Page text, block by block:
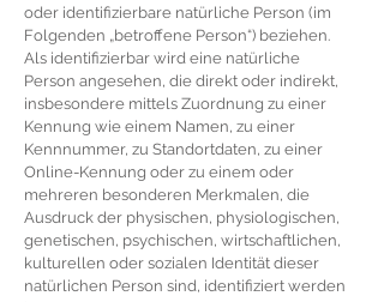
oder identifizierbare natürliche Person (im
Folgenden „betroffene Person“) beziehen.
Als identifizierbar wird eine natürliche
Person angesehen, die direkt oder indirekt,
insbesondere mittels Zuordnung zu einer
Kennung wie einem Namen, zu einer
Kennnummer, zu Standortdaten, zu einer
Online-Kennung oder zu einem oder
mehreren besonderen Merkmalen, die
Ausdruck der physischen, physiologischen,
genetischen, psychischen, wirtschaftlichen,
kulturellen oder sozialen Identität dieser
natürlichen Person sind, identifiziert werden